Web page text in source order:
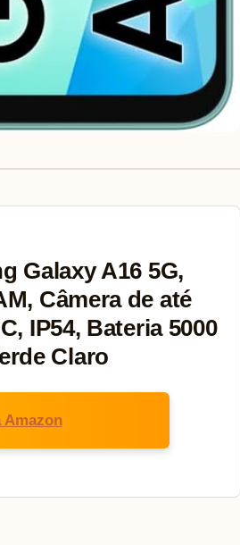
Galaxy A16 5G,
Câmera de até
IP54, Bateria 5000
Claro
Amazon